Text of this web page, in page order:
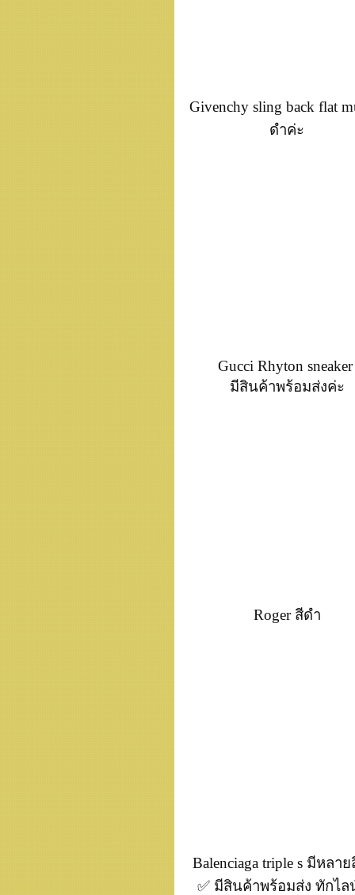
Givenchy sling back flat
ดำค่ะ
Gucci Rhyton
มีสินค้าพร้อมส่งค่ะ
Roger สีดำ
Balenciaga triple s มีหลา
✅ มีสินค้าพร้อมส่ง ทักไล